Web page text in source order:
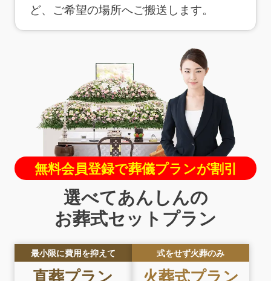
ど、ご希望の場所へご搬送します。
無料会員登録で葬儀プランが割引
選べてあんしんの
お葬式セットプラン
最小限に費用を抑えて
直葬プラン
式をせず火葬のみ
火葬式プラン